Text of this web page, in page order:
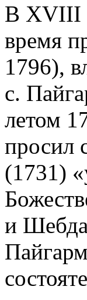
В ХVIII
время
1796),
с.
летом
просил
(1731)
и